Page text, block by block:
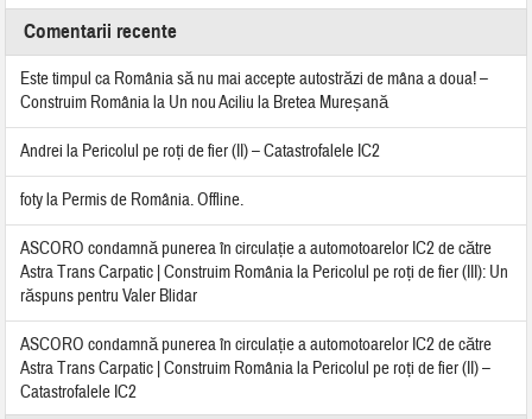
Comentarii recente
Este timpul ca România să nu mai accepte autostrăzi de mâna a doua! –
Construim Româniala Un nou Aciliu la Bretea Mureșană
Andrei la Pericolul pe roți de fier (II) – Catastrofalele IC2
fotyla Permis de România. Offline.
ASCORO condamnă punerea în circulație a automotoarelor IC2 de către
Astra Trans Carpatic | Construim Româniala Pericolul pe roți de fier (III): Un
răspuns pentru Valer Blidar
ASCORO condamnă punerea în circulație a automotoarelor IC2 de către
Astra Trans Carpatic | Construim Româniala Pericolul pe roți de fier (II) –
Catastrofalele IC2